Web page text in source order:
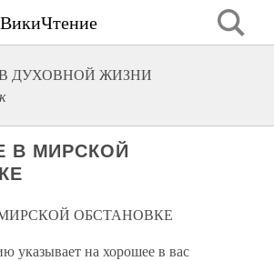
ВикиЧтение
ДУХОВНОЙ ЖИЗНИ
В МИРСКОЙ
ОБСТАНОВКЕ
указывает на хорошее в вас